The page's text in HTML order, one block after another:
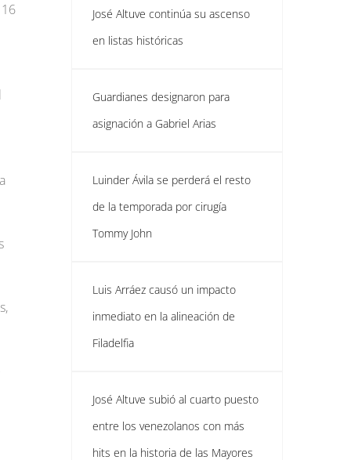
José Altuve continúa su ascenso
en listas históricas
Guardianes designaron para
asignación a Gabriel Arias
Luinder Ávila se perderá el resto
de la temporada por cirugía
Tommy John
Luis Arráez causó un impacto
inmediato en la alineación de
Filadelfia
José Altuve subió al cuarto puesto
entre los venezolanos con más
hits en la historia de las Mayores